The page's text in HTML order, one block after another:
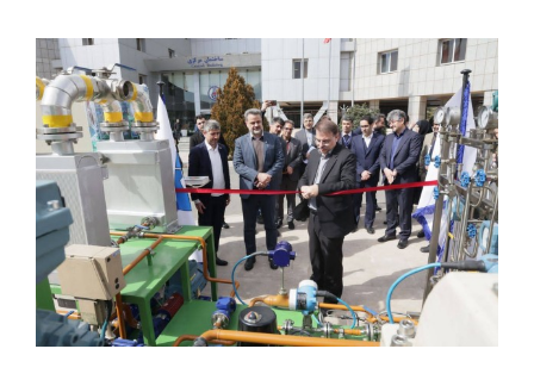
View
Larger
Image